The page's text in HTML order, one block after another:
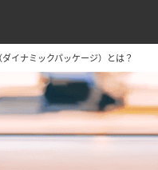
イナミックパッケージ）とは？